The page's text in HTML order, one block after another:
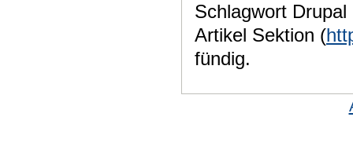
Schlagwort Drupal
Artikel Sektion (
fündig.